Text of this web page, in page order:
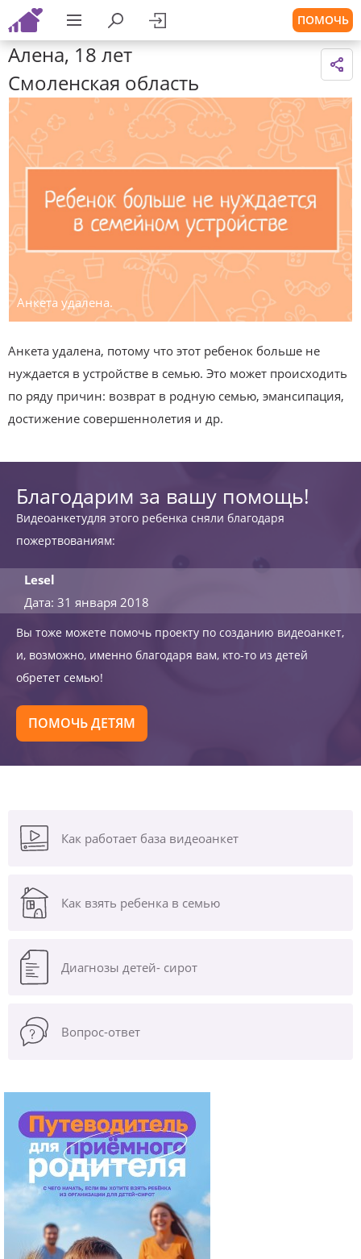
ПОМОЧЬ
Алена, 18 лет
Смоленская область
Анкета удалена.
Анкета удалена, потому что этот ребенок больше не
нуждается в устройстве в семью. Это может происходить
по ряду причин: возврат в родную семью, эмансипация,
достижение совершеннолетия и др.
Благодарим за вашу помощь!
Видеоанкетудля этого ребенка сняли благодаря
пожертвованиям:
Lesel
Дата: 31 января 2018
Вы тоже можете помочь проекту по созданию видеоанкет,
и, возможно, именно благодаря вам, кто-то из детей
обретет семью!
ПОМОЧЬ ДЕТЯМ
Как работает база видеоанкет
Как взять ребенка в семью
Диагнозы детей- сирот
Вопрос-ответ